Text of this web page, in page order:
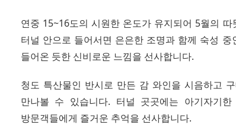
연중 15~16도의 시원한 온도가 유지되어 5월의
터널 안으로 들어서면 은은한 조명과 함께 숙성
들어온 듯한 신비로운 느낌을 선사합니다.
청도 특산물인 반시로 만든 감 와인을 시음하고
만나볼 수 있습니다. 터널 곳곳에는 아기자기
방문객들에게 즐거운 추억을 선사합니다.